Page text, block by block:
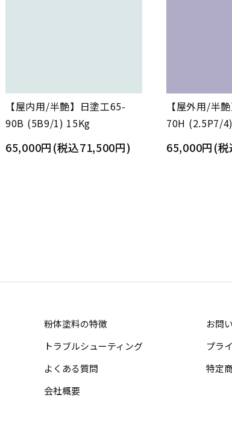
【屋内用/半艶】日塗工65-
90B (5B9/1) 15Kg
65,000円(税込71,500円)
【屋外用/半
70H (2.5P7/
65,000円(
粉体塗料の特徴
トラブルシューティング
よくある質問
会社概要
お問
プラ
特定